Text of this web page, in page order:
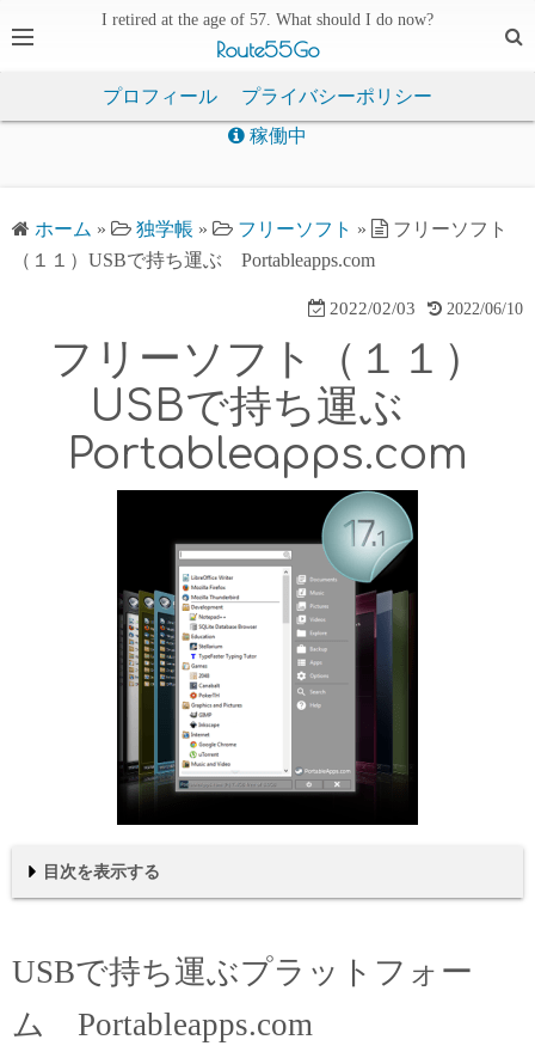
I retired at the age of 57. What should I do now?
Route55Go
プロフィール
プライバシーポリシー
稼働中
ホーム » 独学帳 » フリーソフト »
フリーソフト
（１１）USBで持ち運ぶ Portableapps.com
2022/02/03 2022/06/10
フリーソフト（１１）
USBで持ち運ぶ
Portableapps.com
目次を表示する
USBで持ち運ぶプラットフォーム
インストール
設定
アプリの管理
アプリの削除
タスクバーにピン留め
その他
まとめ
USBで持ち運ぶプラットフォー
ム Portableapps.com